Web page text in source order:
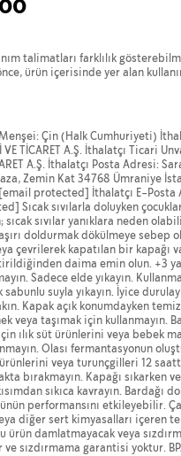
talimatları farklılık
ürün içerisinde yer alan
Çin (Halk Cumhuriyeti)
VE TİCARET A.Ş. İthalatçı Ticari
A.Ş. İthalatçı Posta Adresi:
Zemin Kat 34768 Ümraniye
[email protected] İthalatçı E-Posta
Sıcak sıvılarla doluyken
sıcak sıvılar yanıklara neden
doldurmak dökülmeye sebep
çevrilerek kapatılan bir kapağı
daima emin olun. +3
Sadece elde yıkayın.
sabunlu suyla yıkayın. İyice
Kapak açık konumdayken
veya taşımak için kullanmayın.
ılık süt ürünlerini veya bebek
Olası fermantasyonun
veya turunçgilleri 12
bırakmayın. Kapağı sıkarken
sıkıca kavrayın. Bardağı
performansını etkileyebilir.
diğer sert kimyasalları içeren
ürün damlatmayacak veya
sızdırmama garantisi yoktur.